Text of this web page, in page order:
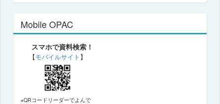
Mobile OPAC
スマホで資料検索！
【モバイルサイト 】
※QRコードリーダーでよんで